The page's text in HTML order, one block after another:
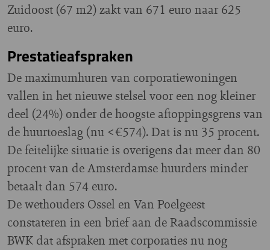
Zuidoost (67 m2) zakt van 671 euro naar 625
euro.
Prestatieafspraken
De maximumhuren van corporatiewoningen
vallen in het nieuwe stelsel voor een nog kleiner
deel (24%) onder de hoogste aftoppingsgrens van
de huurtoeslag (nu <€574). Dat is nu 35 procent.
De feitelijke situatie is overigens dat meer dan 80
procent van de Amsterdamse huurders minder
betaalt dan 574 euro.
De wethouders Ossel en Van Poelgeest
constateren in een brief aan de Raadscommissie
BWK dat afspraken met corporaties nu nog